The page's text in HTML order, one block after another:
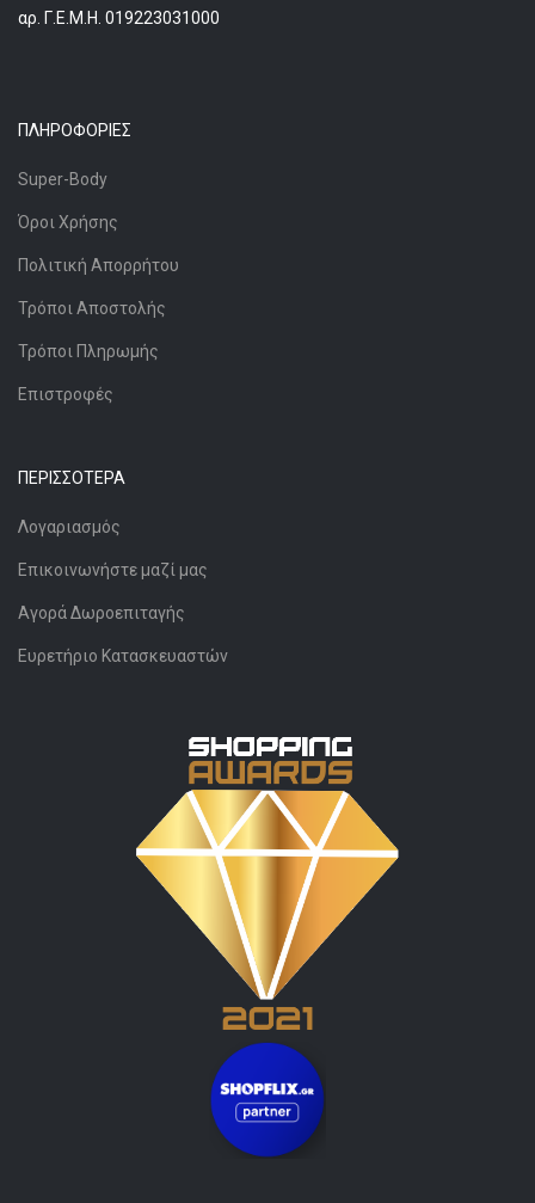
αρ. Γ.Ε.Μ.Η. 019223031000
ΠΛΗΡΟΦΟΡΊΕΣ
Super-Body
Όροι Χρήσης
Πολιτική Απορρήτου
Τρόποι Αποστολής
Τρόποι Πληρωμής
Επιστροφές
ΠΕΡΙΣΣΌΤΕΡΑ
Λογαριασμός
Επικοινωνήστε μαζί μας
Αγορά Δωροεπιταγής
Ευρετήριο Κατασκευαστών